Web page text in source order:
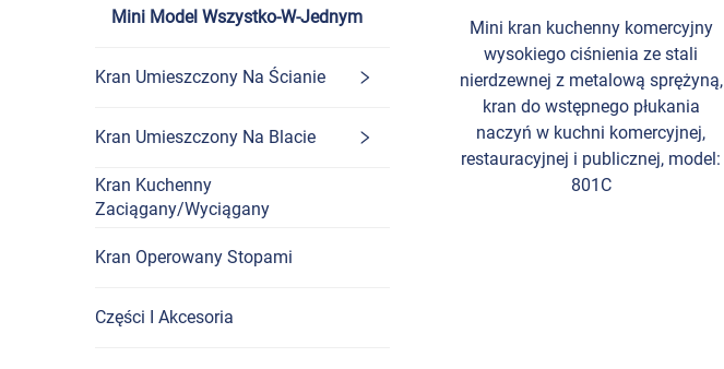
Mini Model Wszystko-W-Jednym
Kran Umieszczony Na Ścianie
Kran Umieszczony Na Blacie
Kran Kuchenny
Zaciągany/Wyciągany
Kran Operowany Stopami
Części I Akcesoria
Mini kran kuchenny komercyjny
wysokiego ciśnienia ze stali
nierdzewnej z metalową sprężyną,
kran do wstępnego płukania
naczyń w kuchni komercyjnej,
restauracyjnej i publicznej, model:
801C